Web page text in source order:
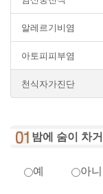
알레르기비염
아토피피부염
천식자가진단
밤에 숨이 차
예 아